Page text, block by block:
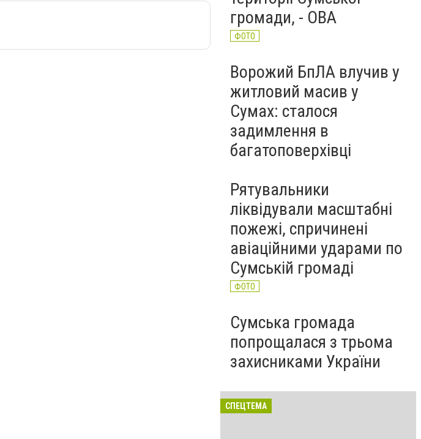
громади, - ОВА
ФОТО
Ворожий БпЛА влучив у
житловий масив у
Сумах: сталося
задимлення в
багатоповерхівці
Рятувальники
ліквідували масштабні
пожежі, спричинені
авіаційними ударами по
Сумській громаді
ФОТО
Сумська громада
попрощалася з трьома
захисниками України
СПЕЦТЕМА